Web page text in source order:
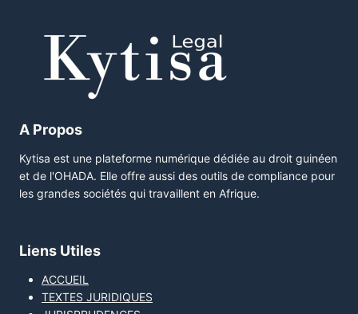
A Propos
Kytisa est une plateforme numérique dédiée au droit guinéen
et de l'OHADA. Elle offre aussi des outils de compliance pour
les grandes sociétés qui travaillent en Afrique.
Liens Utiles
ACCUEIL
TEXTES JURIDIQUES